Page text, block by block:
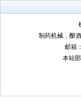
制药机械，酿
邮箱
本站